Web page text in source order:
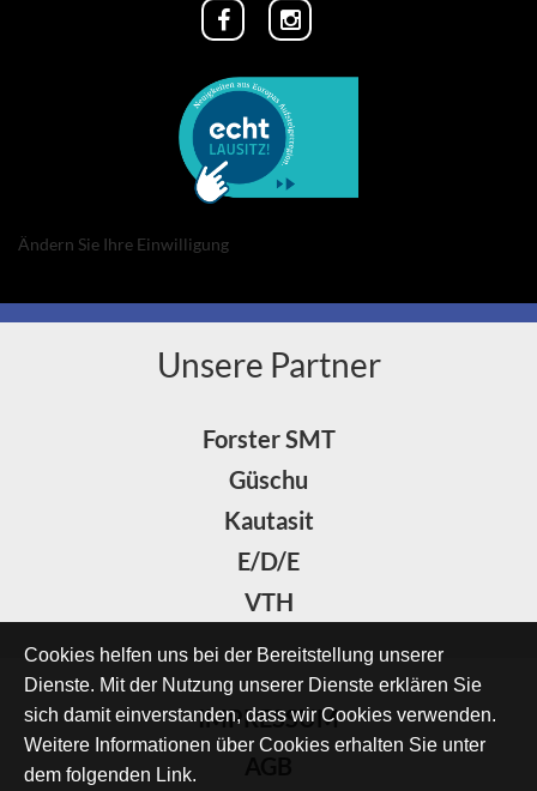
Ändern Sie Ihre Einwilligung
Unsere Partner
Forster SMT
Güschu
Kautasit
E/D/E
VTH
IMPRESSUM
Cookies helfen uns bei der Bereitstellung unserer
Dienste. Mit der Nutzung unserer Dienste erklären Sie
sich damit einverstanden, dass wir Cookies verwenden.
Weitere Informationen über Cookies erhalten Sie unter
dem folgenden Link.